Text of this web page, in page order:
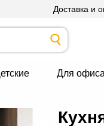
Доставка и
Для офиса